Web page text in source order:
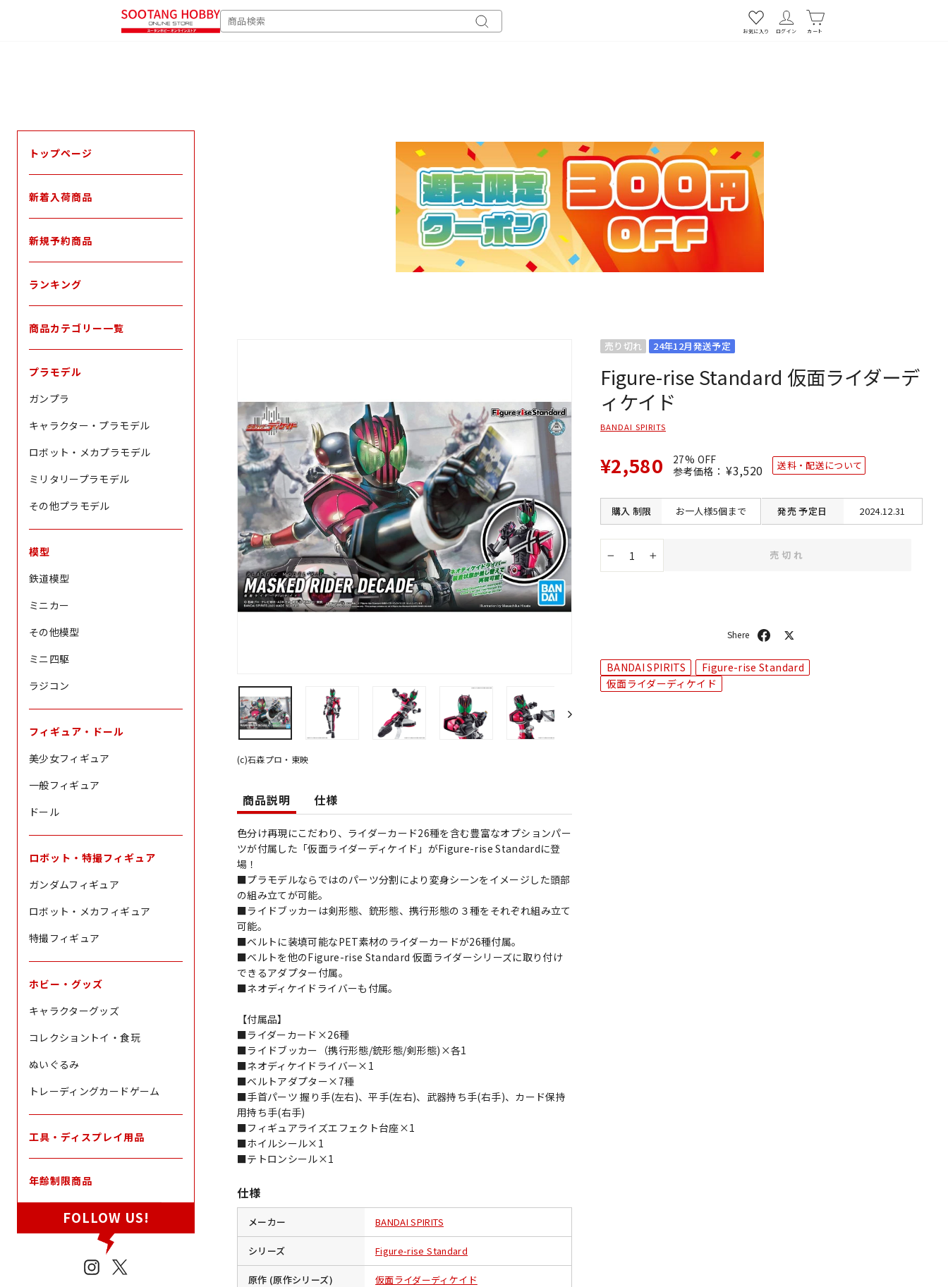
SEARCH
キ
お気に入り ログイン カート
トップページ
新着入荷商品
新規予約商品
ランキング
商品カテゴリー一覧
プラモデル
ガンプラ
キャラクター・プラモデル
ロボット・メカプラモデル
ミリタリープラモデル
その他プラモデル
模型
鉄道模型
ミニカー
その他模型
ミニ四駆
ラジコン
フィギュア・ドール
美少女フィギュア
一般フィギュア
ドール
ロボット・特撮フィギュア
ガンダムフィギュア
ロボット・メカフィギュア
特撮フィギュア
ホビー・グッズ
キャラクターグッズ
コレクショントイ・食玩
ぬいぐるみ
トレーディングカードゲーム
工具・ディスプレイ用品
年齢制限商品
FOLLOW US!
Instagram
(c)石森プロ・東映
商品説明 仕様
色分け再現にこだわり、ライダーカード26種を含む豊富なオプションパー
ツが付属した「仮面ライダーディケイド」がFigure-rise Standardに登
場！
■プラモデルならではのパーツ分割により変身シーンをイメージした頭部
の組み立てが可能。
■ライドブッカーは剣形態、銃形態、携行形態の３種をそれぞれ組み立て
可能。
■ベルトに装填可能なPET素材のライダーカードが26種付属。
■ベルトを他のFigure-rise Standard 仮面ライダーシリーズに取り付け
できるアダプター付属。
■ネオディケイドライバーも付属。
【付属品】
■ライダーカード×26種
■ライドブッカー（携行形態/銃形態/剣形態)×各1
■ネオディケイドライバー×1
■ベルトアダプター×7種
■手首パーツ 握り手(左右)、平手(左右)、武器持ち手(右手)、カード保持
用持ち手(右手)
■フィギュアライズエフェクト台座×1
■ホイルシール×1
■テトロンシール×1
仕様
メーカー BANDAI SPIRITS
シリーズ Figure-rise Standard
原作 (原作シリーズ) 仮面ライダーディケイド
売り切れ 24年12月発送予定
Figure-rise Standard 仮面ライダーデ
ィケイド
BANDAI SPIRITS
¥2,580
27% OFF
参考価格： 通
常
格
¥3,520 SALE
送料・配送について
購入 制限 お一人様5個まで 発売予定日 2024.12.31
+
売切れ
シ
ア
ト
BANDAI SPIRITS
Figure-rise Standard
仮面ライダーディケイド